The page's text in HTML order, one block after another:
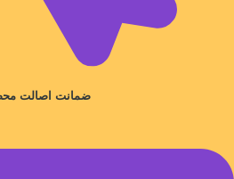
ضمانت اصالت